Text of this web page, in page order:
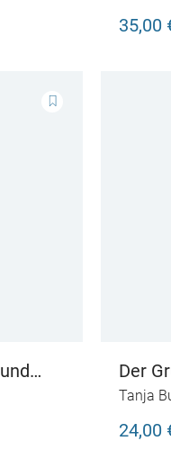
35,00
Der
Tanja
24,00